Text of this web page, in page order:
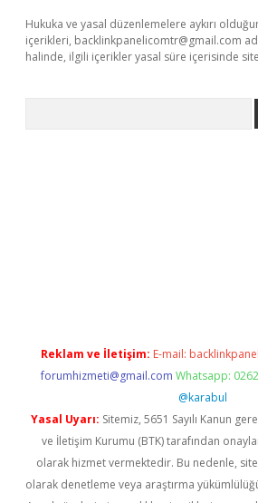
Hukuka ve yasal düzenlemelere aykırı
içerikleri, backlinkpanelicomtr@gmail.com
halinde, ilgili içerikler yasal süre içerisinde
Reklam ve İletişim: E-mail:
forumhizmeti@gmail.com Whatsapp:
@karabul
Yasal Uyarı: Sitemiz, 5651 Sayılı Kanun
ve İletişim Kurumu (BTK) tarafından
olarak hizmet vermektedir. Bu nedenle,
olarak denetleme veya araştırma